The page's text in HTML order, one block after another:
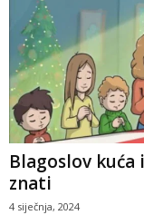
Blagoslov
znati
4 siječnja, 2024